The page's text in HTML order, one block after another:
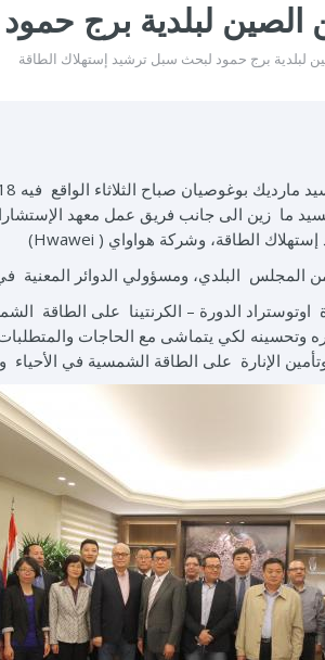
الصين لبلدية برج
لبلدية برج حمود لبحث سبل ترشيد إستهلاك الطاقة
ما زين الى جانب فريق عمل معهد
إستهلاك الطاقة، وشركة هواواي ( Hwawei
)
المجلس البلدي، ومسؤولي الدوائر المعنية في
اوتوستراد الدورة – الكرنتينا على الطاقة
وتحسينه لكي يتماشى مع الحاجات
الإنارة على الطاقة الشمسية في الأحياء